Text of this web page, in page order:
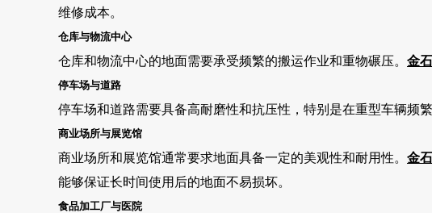
维修成本。
仓库与物流中心
仓库和物流中心的地面需要承受频繁的搬运作业和重物碾压。 金
停车场与道路
停车场和道路需要具备高耐磨性和抗压性，特别是在重型车辆频
商业场所与展览馆
商业场所和展览馆通常要求地面具备一定的美观性和耐用性。 金
能够保证长时间使用后的地面不易损坏。
食品加工厂与医院